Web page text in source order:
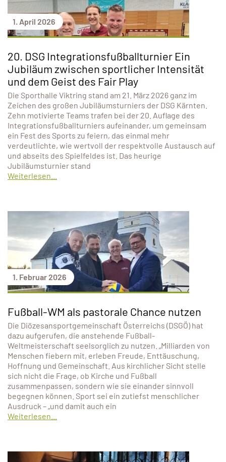
1. April 2026
20. DSG Integrationsfußballturnier Ein
Jubiläum zwischen sportlicher Intensität
und dem Geist des Fair Play
Die Sporthalle Viktring stand am 21. März 2026 ganz im
Zeichen des großen Jubiläumsturniers der DSG Kärnten.
Zehn motivierte Teams trafen bei der 20. Auflage des
Integrationsfußballturniers aufeinander, um gemeinsam
ein Fest des Sports zu feiern, das einmal mehr
verdeutlichte, wie wertvoll der respektvolle Austausch auf
und abseits des Spielfeldes ist. Das heurige
Jubiläumsturnier stand
Weiterlesen...
1. Februar 2026
Fußball-WM als pastorale Chance nutzen
Die Diözesansportgemeinschaft Österreichs (DSGÖ) hat
dazu aufgerufen, die anstehende Fußball-
Weltmeisterschaft seelsorglich zu nutzen. „Milliarden von
Menschen fiebern mit, erleben Freude, Enttäuschung,
Hoffnung und Gemeinschaft. Aus kirchlicher Sicht stelle
sich nicht die Frage, ob Kirche und Fußball
zusammenpassen, sondern wie sie einander sinnvoll
begegnen können. Sport sei ein zutiefst menschlicher
Ausdruck – „und damit auch ein
Weiterlesen...